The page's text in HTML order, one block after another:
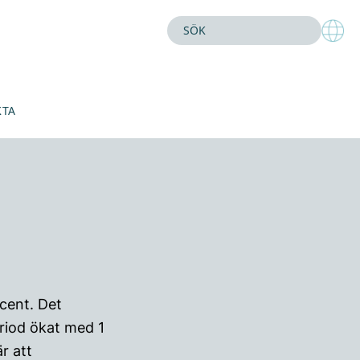
Det
ökat med 1
att